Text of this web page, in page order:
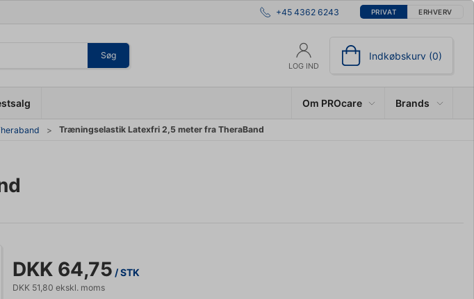
+45 4362 6243 PRIVAT ERHVERV
Søg
LOG IND
Indkøbskurv (0)
Om PROcare Brands
Træningselastik Latexfri 2,5 meter fra TheraBand
DKK 64,75 / STK
DKK 51,80 ekskl. moms